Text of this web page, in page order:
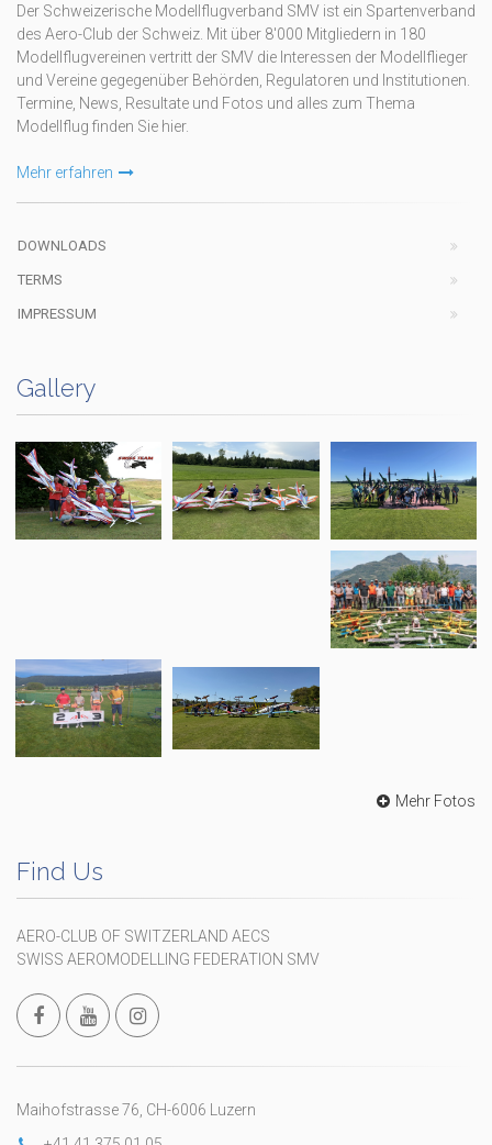
Der Schweizerische Modellflugverband SMV ist ein Spartenverband
des Aero-Club der Schweiz. Mit über 8'000 Mitgliedern in 180
Modellflugvereinen vertritt der SMV die Interessen der Modellflieger
und Vereine gegegenüber Behörden, Regulatoren und Institutionen.
Termine, News, Resultate und Fotos und alles zum Thema
Modellflug finden Sie hier.
Mehr erfahren
DOWNLOADS
TERMS
IMPRESSUM
Gallery
Mehr Fotos
Find Us
AERO-CLUB OF SWITZERLAND AECS
SWISS AEROMODELLING FEDERATION SMV
Maihofstrasse 76, CH-6006 Luzern